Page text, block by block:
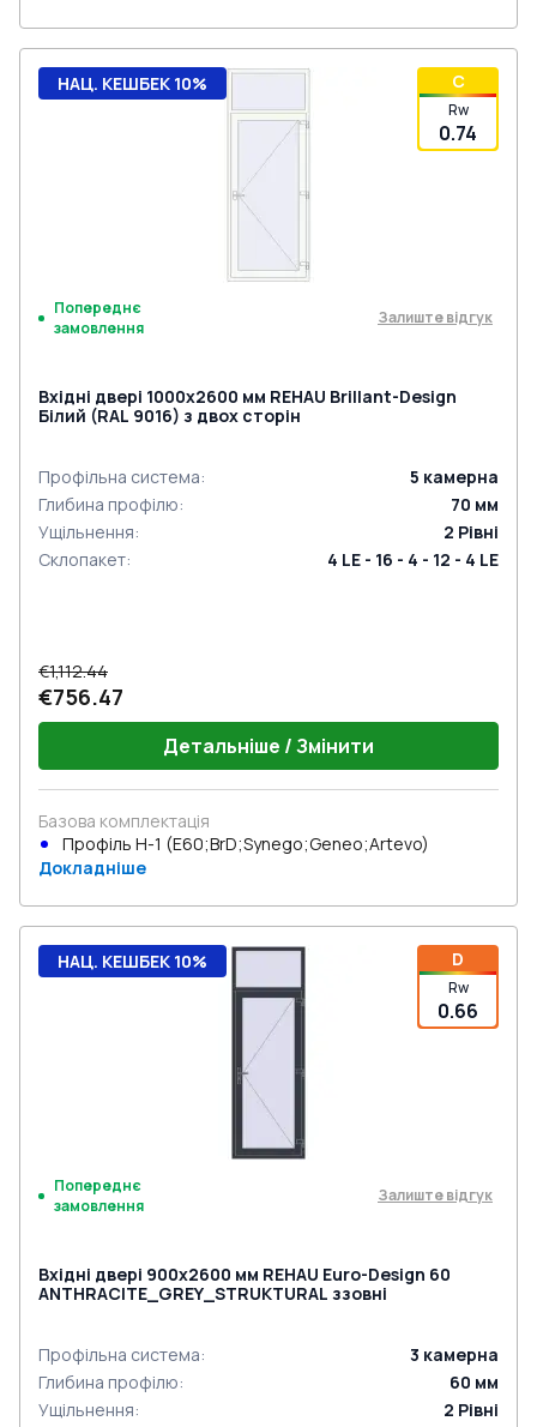
C
Rw
0.74
НАЦ. КЕШБЕК 10%
Попереднє
замовлення
Залиште відгук
Вхідні двері 1000x2600 мм REHAU Brillant-Design
Білий (RAL 9016) з двох сторін
Профільна система: 5 камерна
Глибина профілю: 70 мм
Ущільнення: 2 Рівні
Склопакет: 4 LE - 16 - 4 - 12 - 4 LE
€1,112.44
€756.47
Детальніше / Змінити
Базова комплектація
Профіль Н-1 (E60;BrD;Synego;Geneo;Artevo)
Докладніше
D
Rw
0.66
НАЦ. КЕШБЕК 10%
Попереднє
замовлення
Залиште відгук
Вхідні двері 900x2600 мм REHAU Euro-Design 60
ANTHRACITE_GREY_STRUKTURAL ззовні
Профільна система: 3 камерна
Глибина профілю: 60 мм
Ущільнення: 2 Рівні